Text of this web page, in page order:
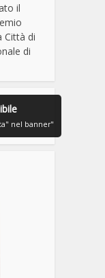
il
Città di
di
nel banner"